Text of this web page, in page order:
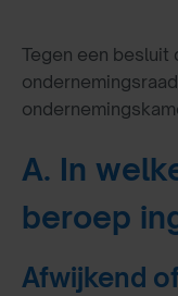
Tegen een besluit
A. In
beroep
Afwijkend